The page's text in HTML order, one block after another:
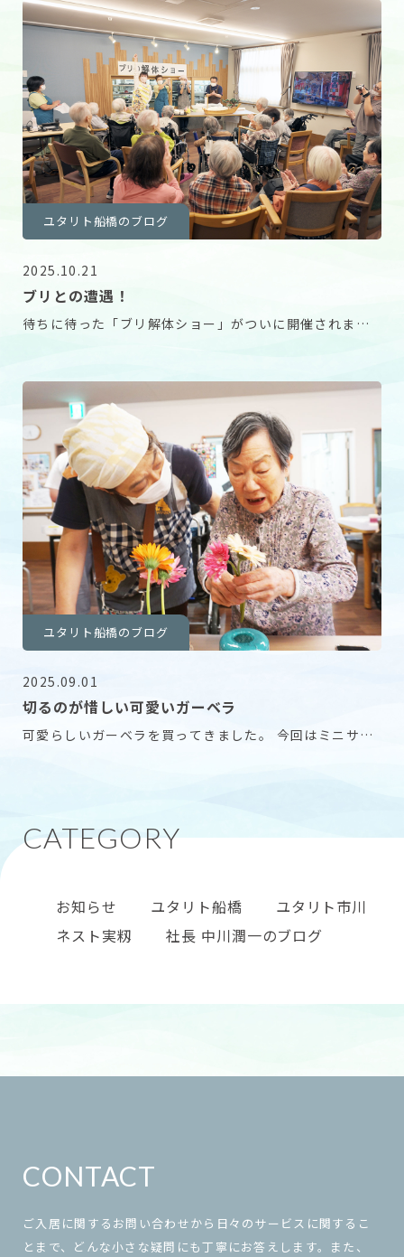
ユタリト船橋のブログ
2025.10.21
ブリとの遭遇！
待ちに待った「ブリ解体ショー」がついに開催されまし
ユタリト船橋のブログ
2025.09.01
切るのが惜しい可愛いガーベラ
可愛らしいガーベラを買ってきました。 今回はミニサイ
お知らせ ユタリト船橋
ユタリト市川
ネスト実籾
社長 中川潤一のブログ
CONTACT
ご入居に関するお問い合わせから日々のサービスに関するこ
とまで、どんな小さな疑問にも丁寧にお答えします。また、